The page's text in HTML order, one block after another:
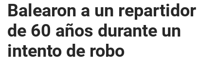
Balearon a un repartidor
de 60 años durante un
intento de robo